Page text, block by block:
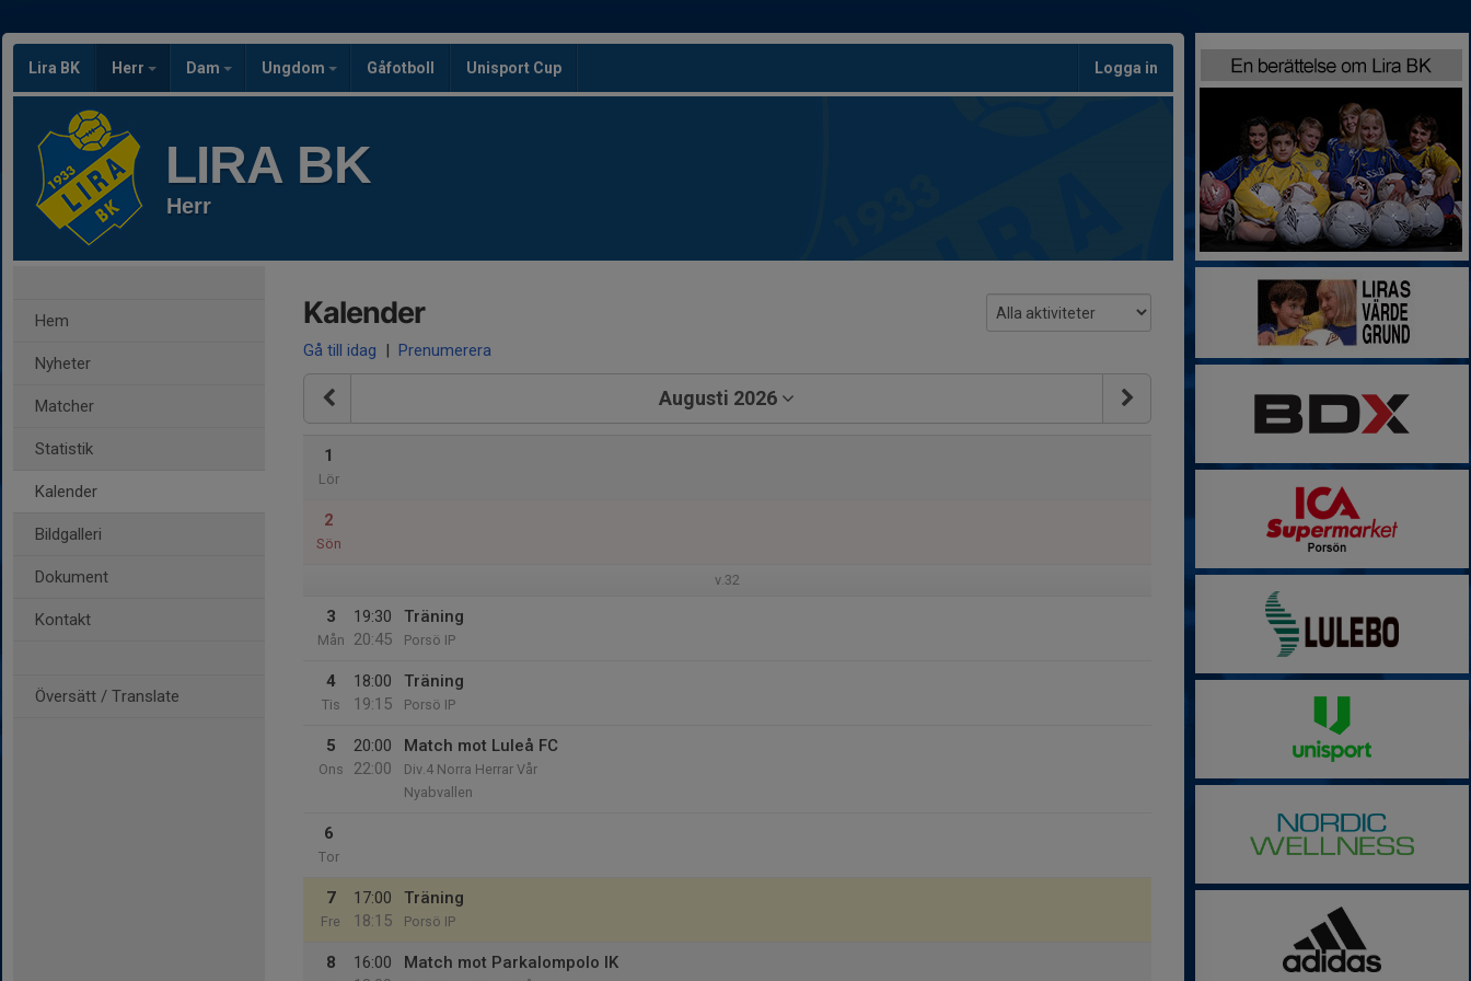
Lira BK Herr Dam Ungdom Gåfotboll Unisport Cup Logga in
LIRA BK
Herr
Hem
Nyheter
Matcher
Statistik
Kalender
Bildgalleri
Dokument
Kontakt
Översätt / Translate
Kalender
Gå till idag | Prenumerera
Augusti 2026
1
Lör
2
Sön
v.32
3
Mån
19:30
20:45
Träning
Porsö IP
4
Tis
18:00
19:15
Träning
Porsö IP
5
Ons
20:00
22:00
Match mot Luleå FC
Div.4 Norra Herrar Vår
Nyabvallen
6
Tor
7
Fre
17:00
18:15
Träning
Porsö IP
8
16:00
Match mot Parkalompolo IK